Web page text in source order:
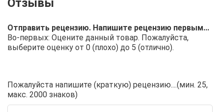
Отправить рецензию. Напишите рецензию первым...
Во-первых: Оцените данный товар. Пожалуйста,
выберите оценку от 0 (плохо) до 5 (отлично).
Пожалуйста напишите (краткую) рецензию....(мин. 25,
макс. 2000 знаков)